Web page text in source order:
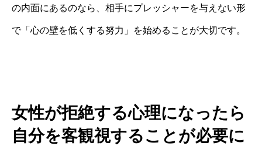
の内面にあるのなら、相手にプレッシャーを与えない形
で「心の壁を低くする努力」を始めることが大切です。
女性が拒絶する心理になったら
自分を客観視することが必要に